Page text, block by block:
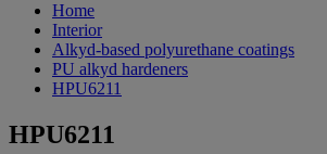
Home
Interior
Alkyd-based polyurethane coatings
PU alkyd hardeners
HPU6211
HPU6211